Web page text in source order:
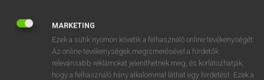
subcategory
subcentre
MARKETING
Ezek a sütik nyomon követik a felhasználó online tevékenységét.
Az online tevékenységek megismerésével a hirdetők
relevánsabb reklámokat jeleníthetnek meg, és korlátozhatják,
hogy a felhasználó hány alkalommal láthat egy hirdetést. Ezek a